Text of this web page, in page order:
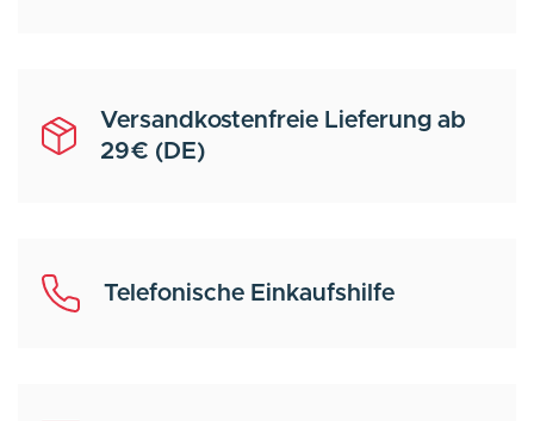
Versandkostenfreie Lieferung ab
29€ (DE)
Telefonische Einkaufshilfe